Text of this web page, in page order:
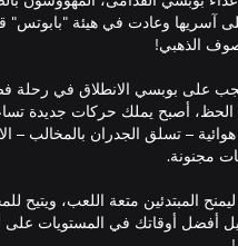
وعادت في هيئة "بابوتس"
على بوبسي الانطلاق في رحلة
أصبح يملك حركات جديدة
– تسلق الجدران بالمخالب –
المبتدئين متعة اللعب، ويتيح
أفضل أوقاتك في المستويات على